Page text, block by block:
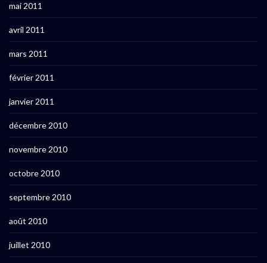
mai 2011
avril 2011
mars 2011
février 2011
janvier 2011
décembre 2010
novembre 2010
octobre 2010
septembre 2010
août 2010
juillet 2010